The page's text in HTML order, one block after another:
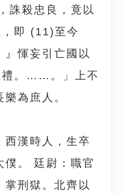
誅殺忠良，竟以
即 (11)至今
』惲妄引亡國以
禮。……。」上不
為庶人。
西漢時人，生卒
僕。 廷尉：職官
掌刑獄。北齊以